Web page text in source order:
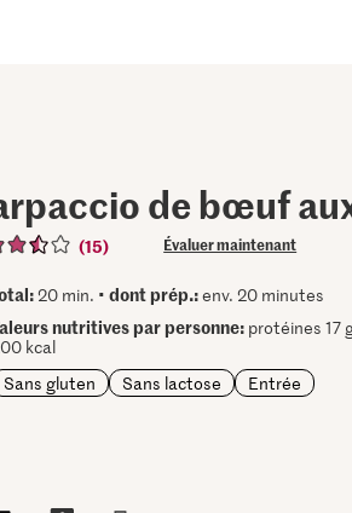
de bœuf
(15) Évaluer maintenant
20 min. •dont prép.:env. 20 minutes
nutritives par personne: protéines 17
kcal
Sans gluten
Sans lactose Entrée